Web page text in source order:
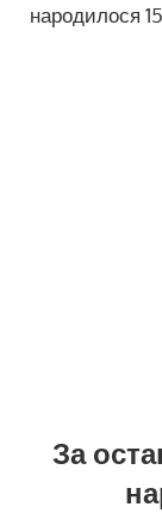
народилося
За